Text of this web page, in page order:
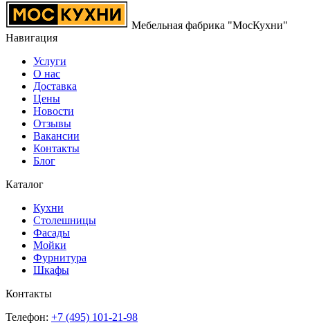
Мебельная фабрика "МосКухни"
Навигация
Услуги
О нас
Доставка
Цены
Новости
Отзывы
Вакансии
Контакты
Блог
Каталог
Кухни
Столешницы
Фасады
Мойки
Фурнитура
Шкафы
Контакты
Телефон: +7 (495) 101-21-98